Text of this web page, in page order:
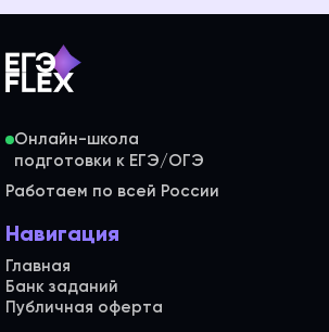
Онлайн-школа
Работаем по всей России
Навигация
Главная
Банк заданий
Публичная оферта